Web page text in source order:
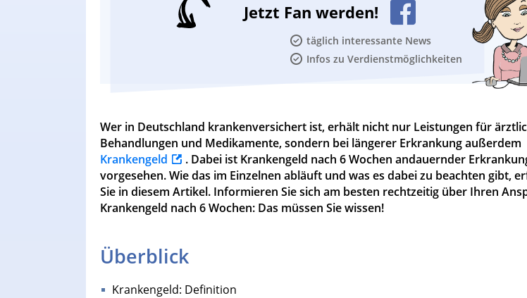
Jetzt Fan werden!
täglich interessante News
Infos zu Verdienstmöglichkeiten
Wer in Deutschland krankenversichert ist, erhält nicht nur Leistungen für
Behandlungen und Medikamente, sondern bei längerer Erkrankung außerdem
Krankengeld
. Dabei ist Krankengeld nach 6 Wochen andauernder
vorgesehen. Wie das im Einzelnen abläuft und was es dabei zu beachten gibt,
Sie in diesem Artikel. Informieren Sie sich am besten rechtzeitig über Ihren
Krankengeld nach 6 Wochen: Das müssen Sie wissen!
Überblick
Krankengeld: Definition